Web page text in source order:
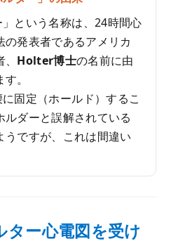
」という名称は、24時間心
の発表者であるアメリカ
Holter博士の名前に由
。
固定（ホールド）するこ
ルダーと誤解されている
うですが、これは間違い
ー心電図を受け